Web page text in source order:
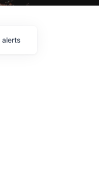
alerts